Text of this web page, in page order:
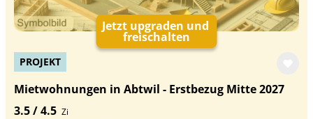
Jetzt upgraden und
freischalten
PROJEKT
Mietwohnungen in Abtwil - Erstbezug Mitte 2027
3.5 / 4.5 Zi